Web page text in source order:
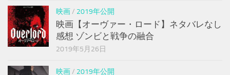
映画/ 2019年公開
映画【オーヴァー・ロード】ネタバレなし
感想 ゾンビと戦争の融合
2019年5月26日
映画/ 2019年公開